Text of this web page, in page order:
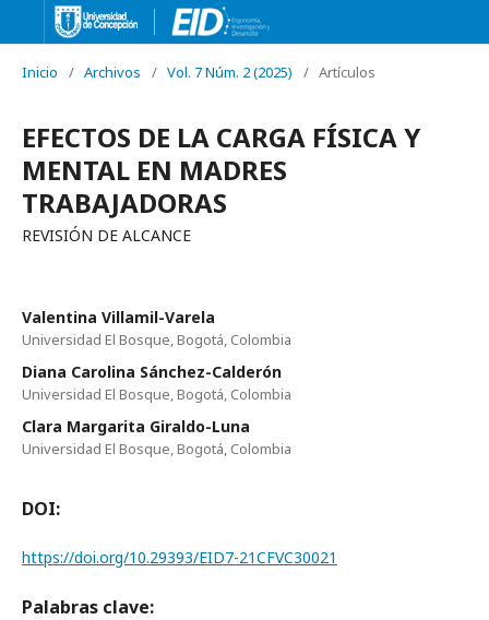
Inicio / Archivos / Vol. 7 Núm. 2 (2025) / Artículos
EFECTOS DE LA CARGA FÍSICA Y
MENTAL EN MADRES
TRABAJADORAS
REVISIÓN DE ALCANCE
Valentina Villamil-Varela
Universidad El Bosque, Bogotá, Colombia
Diana Carolina Sánchez-Calderón
Universidad El Bosque, Bogotá, Colombia
Clara Margarita Giraldo-Luna
Universidad El Bosque, Bogotá, Colombia
DOI:
https://doi.org/10.29393/EID7-21CFVC30021
Palabras clave: